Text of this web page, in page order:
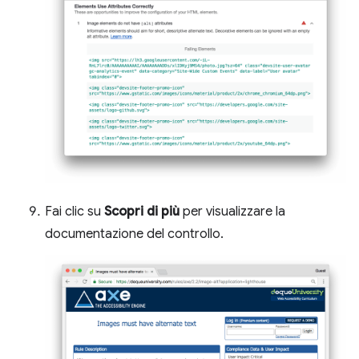
Fai clic su Scopri di più per visualizzare la
documentazione del controllo.